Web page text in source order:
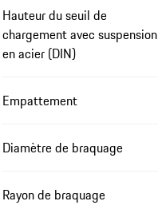
Hauteur du seuil de
chargement avec suspension
en acier (DIN)
Empattement
Diamètre de braquage
Rayon de braquage